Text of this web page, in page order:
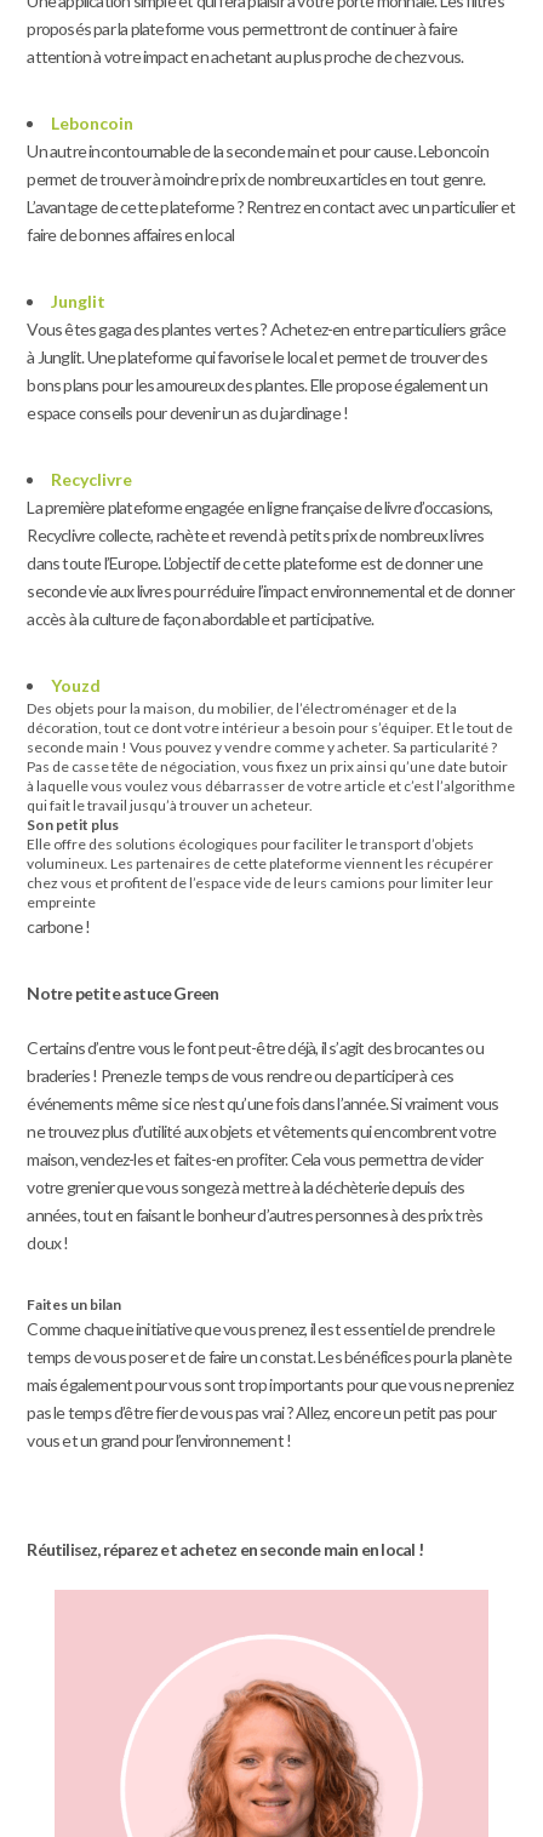
proposés par la plateforme vous permettront de continuer à faire
attention à votre impact en achetant au plus proche de chez vous.
Leboncoin
Un autre incontournable de la seconde main et pour cause. Leboncoin
permet de trouver à moindre prix de nombreux articles en tout genre.
L’avantage de cette plateforme ? Rentrez en contact avec un particulier et
faire de bonnes affaires en local
Junglit
Vous êtes gaga des plantes vertes ? Achetez-en entre particuliers grâce
à Junglit. Une plateforme qui favorise le local et permet de trouver des
bons plans pour les amoureux des plantes. Elle propose également un
espace conseils pour devenir un as du jardinage !
Recyclivre
La première plateforme engagée en ligne française de livre d’occasions,
Recyclivre collecte, rachète et revend à petits prix de nombreux livres
dans toute l’Europe. L’objectif de cette plateforme est de donner une
seconde vie aux livres pour réduire l’impact environnemental et de donner
accès à la culture de façon abordable et participative.
Youzd
Des objets pour la maison, du mobilier, de l’électroménager et de la
décoration, tout ce dont votre intérieur a besoin pour s’équiper. Et le tout de
seconde main ! Vous pouvez y vendre comme y acheter. Sa particularité ?
Pas de casse tête de négociation, vous fixez un prix ainsi qu’une date butoir
à laquelle vous voulez vous débarrasser de votre article et c’est l’algorithme
qui fait le travail jusqu’à trouver un acheteur.
Son petit plus
Elle offre des solutions écologiques pour faciliter le transport d’objets
volumineux. Les partenaires de cette plateforme viennent les récupérer
chez vous et profitent de l’espace vide de leurs camions pour limiter leur
empreinte
carbone !
Notre petite astuce Green
Certains d’entre vous le font peut-être déjà, il s’agit des brocantes ou
braderies ! Prenez le temps de vous rendre ou de participer à ces
événements même si ce n’est qu’une fois dans l’année. Si vraiment vous
ne trouvez plus d’utilité aux objets et vêtements qui encombrent votre
maison, vendez-les et faites-en profiter. Cela vous permettra de vider
votre grenier que vous songez à mettre à la déchèterie depuis des
années, tout en faisant le bonheur d’autres personnes à des prix très
doux !
Faites un bilan
Comme chaque initiative que vous prenez, il est essentiel de prendre le
temps de vous poser et de faire un constat. Les bénéfices pour la planète
mais également pour vous sont trop importants pour que vous ne preniez
pas le temps d’être fier de vous pas vrai ? Allez, encore un petit pas pour
vous et un grand pour l’environnement !
Réutilisez, réparez et achetez en seconde main en local !